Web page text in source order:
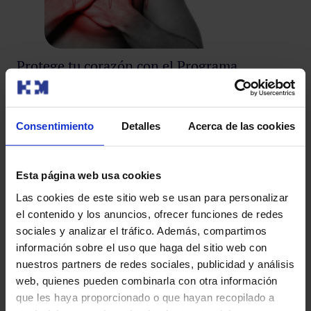
Consentimiento Detalles Acerca de las cookies
Esta página web usa cookies
Las cookies de este sitio web se usan para personalizar
el contenido y los anuncios, ofrecer funciones de redes
sociales y analizar el tráfico. Además, compartimos
información sobre el uso que haga del sitio web con
nuestros partners de redes sociales, publicidad y análisis
web, quienes pueden combinarla con otra información
que les haya proporcionado o que hayan recopilado a
Protege tu corazón con el Programa
Personalizado de Salud Cardiovascular
causa de muerte en todo el mundo. Detrás se encuentra
el incremento d…
el